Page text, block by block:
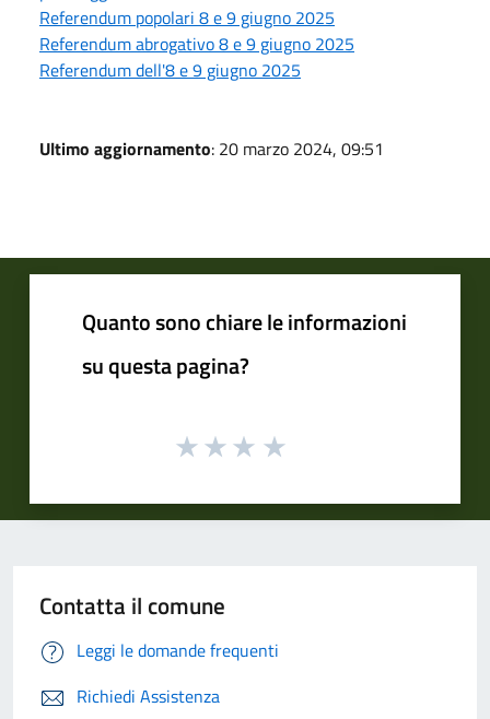
Referendum popolari 8 e 9 giugno 2025
Referendum abrogativo 8 e 9 giugno 2025
Referendum dell'8 e 9 giugno 2025
Ultimo aggiornamento: 20 marzo 2024, 09:51
Quanto sono chiare le informazioni
su questa pagina?
Contatta il comune
Leggi le domande frequenti
Richiedi Assistenza